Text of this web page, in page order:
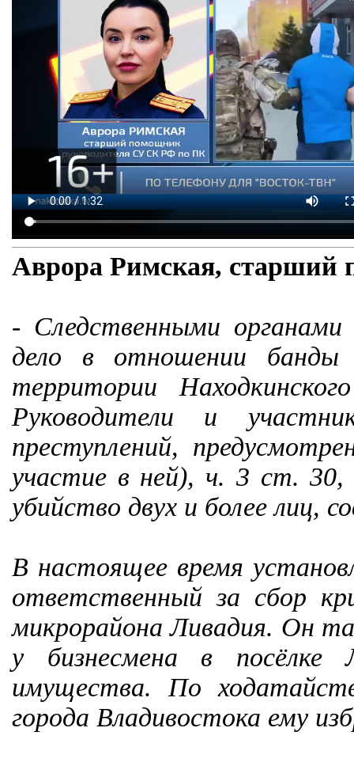
Аврора Римская,
- Следственными
дело в отношении банды
территории
Руководители и
преступлений,
участие в ней), ч. 3 ст.
убийство двух и более лиц,
В настоящее время
ответственный за сбор
микрорайона Ливадия. Он
у бизнесмена в посёлке
имущества. По
города Владивостока ему